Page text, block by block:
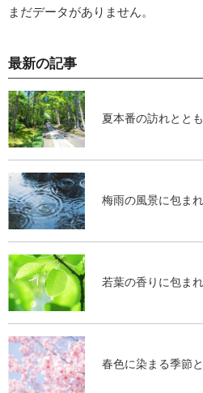
まだデータがありません。
最新の記事
夏本番の訪れとと
梅雨の風景に包ま
若葉の香りに包ま
春色に染まる季節